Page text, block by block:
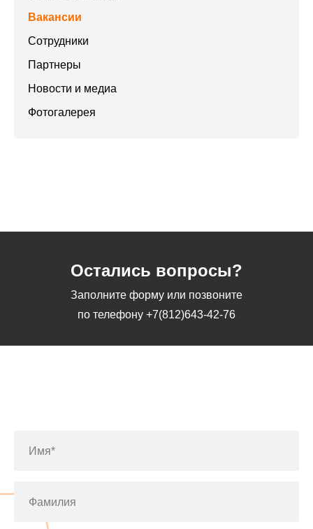
Вакансии
Сотрудники
Партнеры
Новости и медиа
Фотогалерея
Остались вопросы?
Заполните форму или позвоните
по телефону +7(812)643-42-76
Имя*
Фамилия